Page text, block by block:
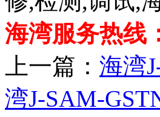
海湾服务热线
上一篇： 海湾
湾J-SAM-